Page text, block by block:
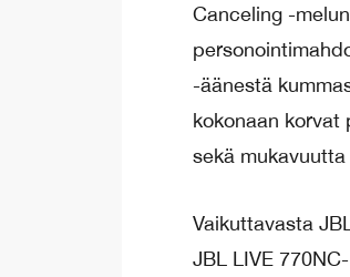
Canceling -
-äänestä
kokonaan korvat
sekä
Vaikuttavasta
JBL LIVE